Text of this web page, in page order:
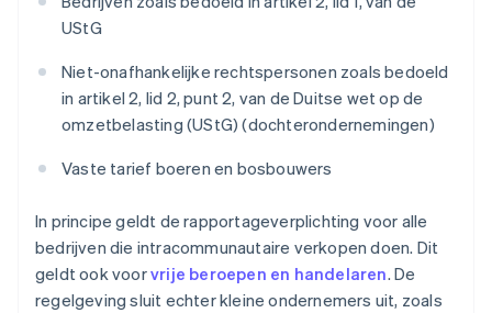
UStG
Niet-onafhankelijke rechtspersonen zoals bedoeld
in artikel 2, lid 2, punt 2, van de Duitse wet op de
omzetbelasting (UStG) (dochterondernemingen)
Vaste tarief boeren en bosbouwers
In principe geldt de rapportageverplichting voor alle
bedrijven die intracommunautaire verkopen doen. Dit
geldt ook voorvrije beroepen en handelaren. De
regelgeving sluit echter kleine ondernemers uit, zoals